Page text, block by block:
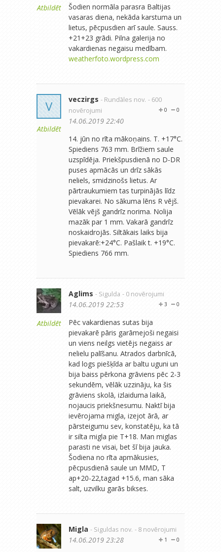
Atbildēt
Šodien normāla parasra Baltijas
vasaras diena, nekāda karstuma un
lietus, pēcpusdien arī saule. Sauss.
+21+23 grādi. Pilna galerija no
vakardienas negaisu medībam.
weatherfoto.wordpress.com
V
Atbildēt
veczirgs - Rundāles nov. - 600
novērojumi
0
0
14.06.2019 22:40
14. jūn no rīta mākoņains. T. +17°C.
Spiediens 763 mm. Brīžiem saule
uzspīdēja. Priekšpusdienā no D-DR
puses apmācās un drīz sākās
neliels, smidzinošs lietus. Ar
pārtraukumiem tas turpinājās līdz
pievakarei. No sākuma lēns R vējš.
Vēlāk vējš gandrīz norima. Nolija
mazāk par 1 mm. Vakarā gandrīz
noskaidrojās. Siltākais laiks bija
pievakarē:+24°C. Pašlaik t. +19°C.
Spiediens 766 mm.
Atbildēt
Aglims - Sigulda - 0 novērojumi
0
3
14.06.2019 22:53
Pēc vakardienas sutas bija
pievakarē pāris garāmejoši negaisi
un viens neilgs vietējs negaiss ar
nelielu palīšanu. Atrados darbnīcā,
kad logs piešķīda ar baltu uguni un
bija baiss pērkona grāviens pēc 2-3
sekundēm, vēlāk uzzināju, ka šis
grāviens skolā, izlaiduma laikā,
nojaucis priekšnesumu. Naktī bija
ievērojama migla, izejot ārā, ar
pārsteigumu sev, konstatēju, ka tā
ir silta migla pie T+18. Man miglas
parasti ne visai, bet šī bija jauka.
Šodiena no rīta apmākusies,
pēcpusdienā saule un MMD, T
ap+20-22,tagad +15.6, man sāka
salt, uzvilku garās bikses.
Migla - Siguldas nov. - 8 novērojumi
0
1
14.06.2019 23:28